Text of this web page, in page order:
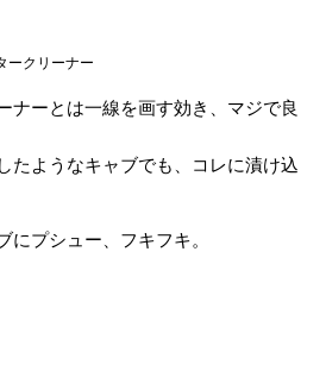
ークリーナー
ナーとは一線を画す効き、マジで良
たようなキャブでも、コレに漬け込
にプシュー、フキフキ。